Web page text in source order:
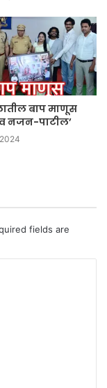
बाप माणूस
नजन-पाटील’
fields are